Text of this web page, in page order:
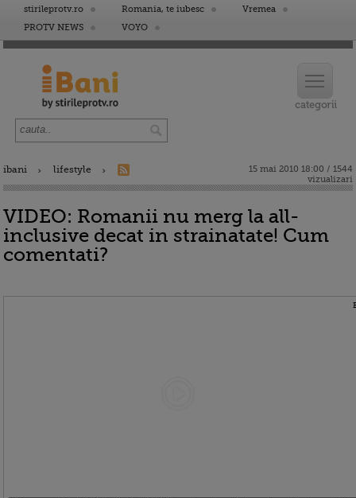
stirileprotv.ro Romania, te iubesc
Vremea
PROTV NEWS
VOYO
ibani lifestyle
15 mai 2010 18:00 / 1544
vizualizari
VIDEO: Romanii nu merg la all-
inclusive decat in strainatate! Cum
comentati?